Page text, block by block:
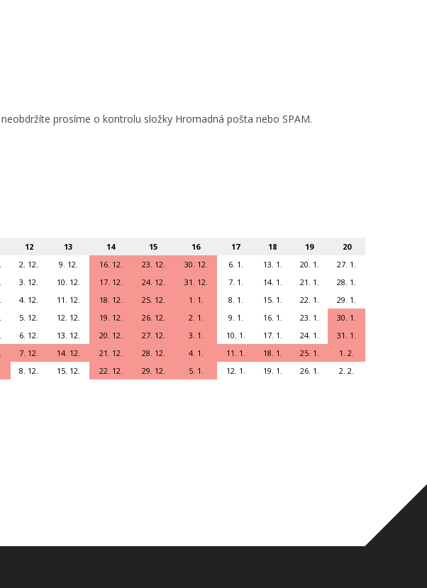
prosíme o kontrolu složky Hromadná pošta nebo SPAM.
12 13 14 15 16 17 18 19
20
2. 12. 9. 12. 16. 12. 23. 12. 30. 12. 6. 1. 13. 1. 20. 1.
27. 1.
3. 12. 10. 12. 17. 12. 24. 12. 31. 12. 7. 1. 14. 1. 21. 1.
28. 1.
4. 12. 11. 12. 18. 12. 25. 12. 1. 1. 8. 1. 15. 1. 22. 1.
29. 1.
5. 12. 12. 12. 19. 12. 26. 12. 2. 1. 9. 1. 16. 1. 23. 1.
30. 1.
6. 12. 13. 12. 20. 12. 27. 12. 3. 1. 10. 1. 17. 1. 24. 1.
31. 1.
7. 12. 14. 12. 21. 12. 28. 12. 4. 1. 11. 1. 18. 1. 25. 1.
1. 2.
8. 12. 15. 12. 22. 12. 29. 12. 5. 1. 12. 1. 19. 1. 26. 1. 2. 2.